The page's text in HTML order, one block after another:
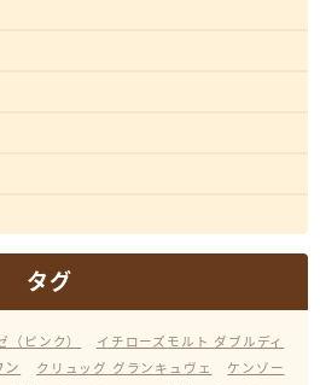
タグ
（ピンク）
イチローズモルト ダブルディ
ン クリュッグ グランキュヴェ
ケンゾー